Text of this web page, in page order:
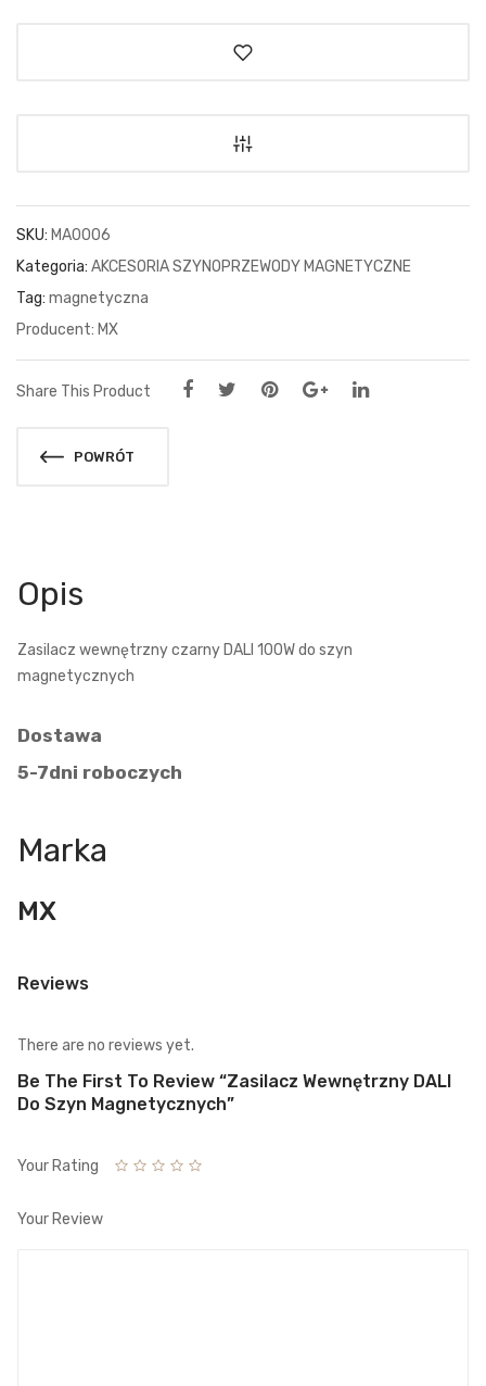
SKU: MA0006
Kategoria: AKCESORIA SZYNOPRZEWODY MAGNETYCZNE
Tag: magnetyczna
MX
Share This Product
POWRÓT
Opis
Zasilacz wewnętrzny czarny DALI 100W do szyn
magnetycznych
Dostawa
5-7dni roboczych
Marka
MX
Reviews
There are no reviews yet.
Be The First To Review “Zasilacz Wewnętrzny DALI
Do Szyn Magnetycznych”
Your Rating
Your Review